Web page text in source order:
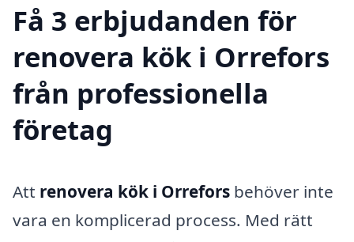
Få 3 erbjudanden för
renovera kök i Orrefors
från professionella
företag
Att renovera kök i Orrefors behöver inte
vara en komplicerad process. Med rätt